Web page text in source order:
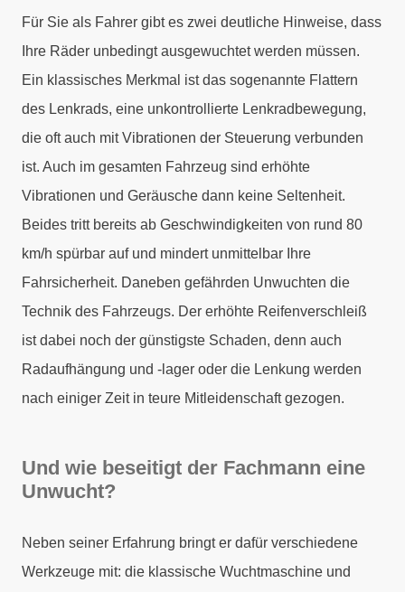
Für Sie als Fahrer gibt es zwei deutliche Hinweise, dass
Ihre Räder unbedingt ausgewuchtet werden müssen.
Ein klassisches Merkmal ist das sogenannte Flattern
des Lenkrads, eine unkontrollierte Lenkradbewegung,
die oft auch mit Vibrationen der Steuerung verbunden
ist. Auch im gesamten Fahrzeug sind erhöhte
Vibrationen und Geräusche dann keine Seltenheit.
Beides tritt bereits ab Geschwindigkeiten von rund 80
km/h spürbar auf und mindert unmittelbar Ihre
Fahrsicherheit. Daneben gefährden Unwuchten die
Technik des Fahrzeugs. Der erhöhte Reifenverschleiß
ist dabei noch der günstigste Schaden, denn auch
Radaufhängung und -lager oder die Lenkung werden
nach einiger Zeit in teure Mitleidenschaft gezogen.
Und wie beseitigt der Fachmann eine
Unwucht?
Neben seiner Erfahrung bringt er dafür verschiedene
Werkzeuge mit: die klassische Wuchtmaschine und